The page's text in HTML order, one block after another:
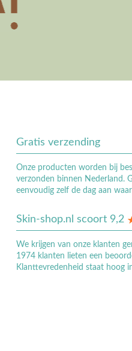
Gratis verzending
Onze producten worden bij
verzonden binnen Nederland.
eenvoudig zelf de dag aan
Skin-shop.nl scoort 9,2
We krijgen van onze klanten
1974 klanten lieten een
Klanttevredenheid staat hoog